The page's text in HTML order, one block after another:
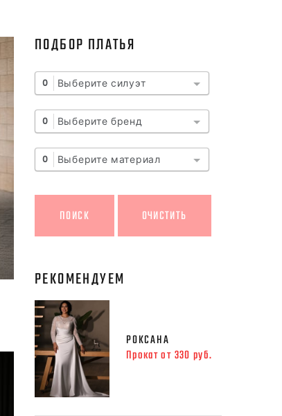
ПОДБОР ПЛАТЬЯ
0 Выберите силуэт
0 Выберите бренд
0 Выберите материал
РЕКОМЕНДУЕМ
РОКСАНА
Прокат от 330 руб.